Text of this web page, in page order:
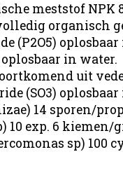
meststof
organisch
(P2O5)
in water.
uit
(SO3)
14 sporen/
10 exp. 6 kiemen/
sp) 100